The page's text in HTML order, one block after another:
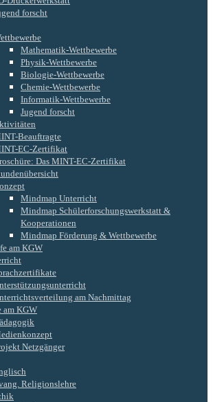
forscht
Mathematik-Wettbewerbe
Physik-Wettbewerbe
Biologie-Wettbewerbe
Chemie-Wettbewerbe
Informatik-Wettbewerbe
Jugend forscht
Beauftragte
EC-Zertifikat
Das MINT-EC-Zertifikat
Mindmap Unterricht
Mindmap Schülerforschungswerkstatt &
Kooperationen
Mindmap Förderung & Wettbewerbe
am KGW
am Nachmittag
am KGW
Netzgänger
Religionslehre